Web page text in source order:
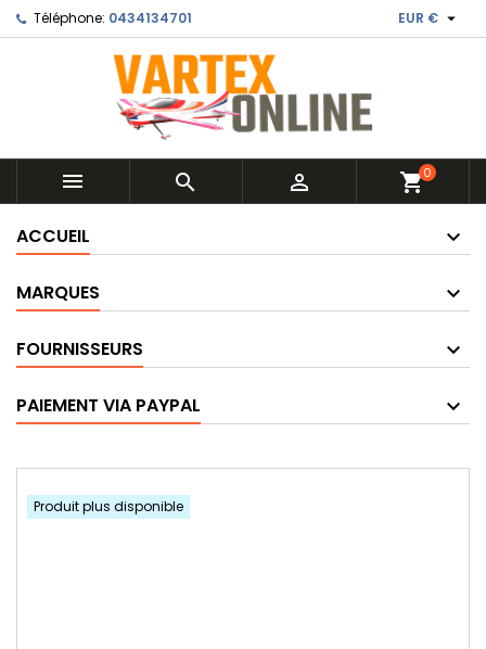
Téléphone: 0434134701 EUR € 
   shopping_cart0
ACCUEIL
MARQUES
FOURNISSEURS
PAIEMENT VIA PAYPAL
Produit plus disponible